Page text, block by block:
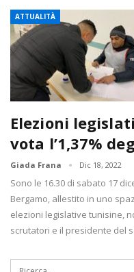
ATTUALITÀ
Elezioni
vota l’1,37%
Giada Frana Dic 18, 2022
Sono le 16.30 di sabato 17
Bergamo, allestito in uno
elezioni legislative tunisine,
scrutatori e il presidente del